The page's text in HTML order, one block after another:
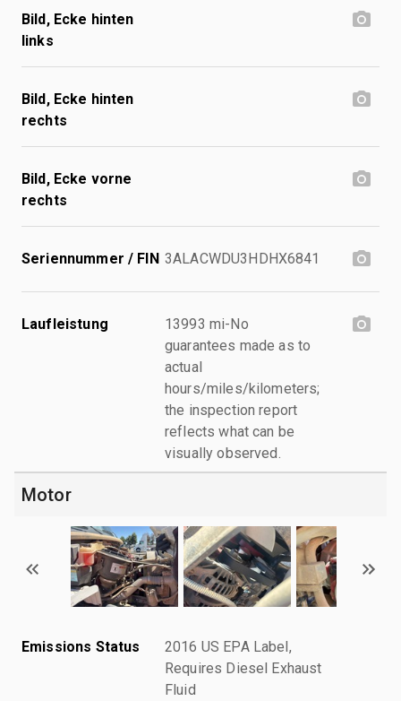
Bild, Ecke hinten
links
Bild, Ecke hinten
rechts
Bild, Ecke vorne
rechts
Seriennummer / FIN 3ALACWDU3HDHX6841
Laufleistung
13993 mi-No
guarantees made as to
actual
hours/miles/kilometers;
the inspection report
reflects what can be
visually observed.
Motor
Emissions Status
2016 US EPA Label,
Requires Diesel Exhaust
Fluid